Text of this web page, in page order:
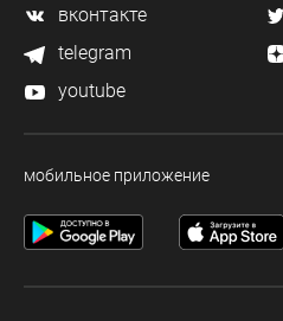
вконтакте
telegram
youtube
мобильное приложение